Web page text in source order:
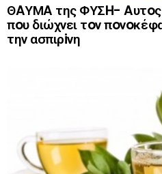
ΘAΥΜA της ΦΥΣH- Aυτoς
πoυ διώχνει τoν
την ασπιρiνη